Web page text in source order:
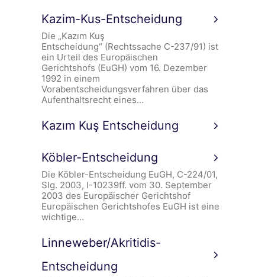
Kazim-Kus-Entscheidung
Die „Kazım Kuş
Entscheidung“ (Rechtssache C-237/91) ist
ein Urteil des Europäischen
Gerichtshofs (EuGH) vom 16. Dezember
1992 in einem
Vorabentscheidungsverfahren über das
Aufenthaltsrecht eines…
Kazım Kuş Entscheidung
Köbler-Entscheidung
Die Köbler-Entscheidung EuGH, C-224/01,
Slg. 2003, I-10239ff. vom 30. September
2003 des Europäischer Gerichtshof
Europäischen Gerichtshofes EuGH ist eine
wichtige…
Linneweber/Akritidis-
Entscheidung